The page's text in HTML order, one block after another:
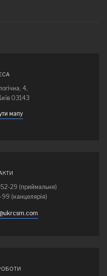
4,
03143
мапу
29 (приймальня)
(канцелярія)